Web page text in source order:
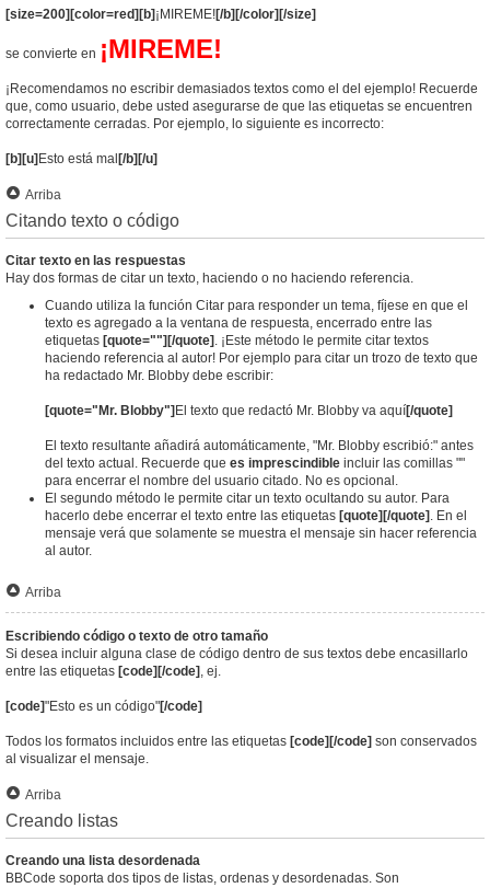
[size=200][color=red][b]¡MIREME![/b][/color][/size]
se convierte en ¡MIREME!
¡Recomendamos no escribir demasiados textos como el del ejemplo! Recuerde
que, como usuario, debe usted asegurarse de que las etiquetas se encuentren
correctamente cerradas. Por ejemplo, lo siguiente es incorrecto:
[b][u]Esto está mal[/b][/u]
Arriba
Citando texto o código
Citar texto en las respuestas
Hay dos formas de citar un texto, haciendo o no haciendo referencia.
Cuando utiliza la función Citar para responder un tema, fíjese en que el
texto es agregado a la ventana de respuesta, encerrado entre las
etiquetas [quote=""][/quote] . ¡Este método le permite citar textos
haciendo referencia al autor! Por ejemplo para citar un trozo de texto que
ha redactado Mr. Blobby debe escribir:
[quote="Mr. Blobby"] El texto que redactó Mr. Blobby va aquí[/quote]
El texto resultante añadirá automáticamente, "Mr. Blobby escribió:" antes
del texto actual. Recuerde que es imprescindible incluir las comillas ""
para encerrar el nombre del usuario citado. No es opcional.
El segundo método le permite citar un texto ocultando su autor. Para
hacerlo debe encerrar el texto entre las etiquetas [quote][/quote] . En el
mensaje verá que solamente se muestra el mensaje sin hacer referencia
al autor.
Arriba
Escribiendo código o texto de otro tamaño
Si desea incluir alguna clase de código dentro de sus textos debe encasillarlo
entre las etiquetas [code][/code] , ej.
[code]"Esto es un código"[/code]
Todos los formatos incluidos entre las etiquetas [code][/code] son conservados
al visualizar el mensaje.
Arriba
Creando listas
Creando una lista desordenada
BBCode soporta dos tipos de listas, ordenas y desordenadas. Son